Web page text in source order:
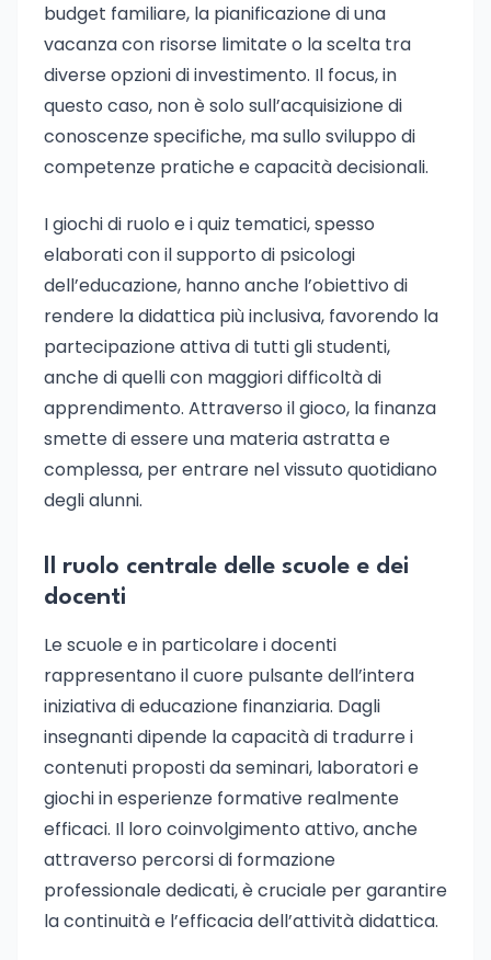
budget familiare, la pianificazione di una
vacanza con risorse limitate o la scelta tra
diverse opzioni di investimento. Il focus, in
questo caso, non è solo sull’acquisizione di
conoscenze specifiche, ma sullo sviluppo di
competenze pratiche e capacità decisionali.
I giochi di ruolo e i quiz tematici, spesso
elaborati con il supporto di psicologi
dell’educazione, hanno anche l’obiettivo di
rendere la didattica più inclusiva, favorendo la
partecipazione attiva di tutti gli studenti,
anche di quelli con maggiori difficoltà di
apprendimento. Attraverso il gioco, la finanza
smette di essere una materia astratta e
complessa, per entrare nel vissuto quotidiano
degli alunni.
Il ruolo centrale delle scuole e dei
docenti
Le scuole e in particolare i docenti
rappresentano il cuore pulsante dell’intera
iniziativa di educazione finanziaria. Dagli
insegnanti dipende la capacità di tradurre i
contenuti proposti da seminari, laboratori e
giochi in esperienze formative realmente
efficaci. Il loro coinvolgimento attivo, anche
attraverso percorsi di formazione
professionale dedicati, è cruciale per garantire
la continuità e l’efficacia dell’attività didattica.